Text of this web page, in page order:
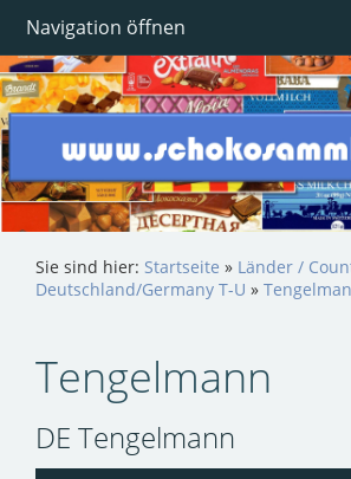
Navigation öffnen
Sie sind hier: Startseite » Länder /
Deutschland/Germany T-U »
Tengelmann
DE Tengelmann